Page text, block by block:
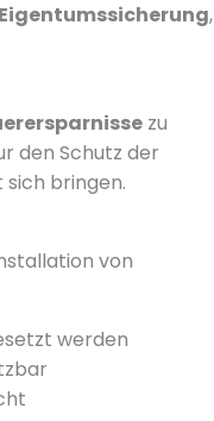
Eigentumssicherung,
zu
den Schutz der
bringen.
von
werden